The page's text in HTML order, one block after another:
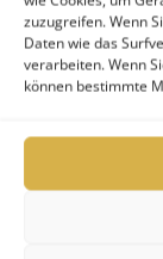
zuzugreifen. Wenn
Daten wie das
verarbeiten. Wenn
können bestimmte
Registrierung
Kontakt